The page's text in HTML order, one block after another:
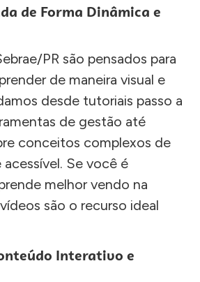
de Forma Dinâmica e
PR são pensados para
de maneira visual e
desde tutoriais passo a
de gestão até
conceitos complexos de
Se você é
melhor vendo na
são o recurso ideal
Interativo e